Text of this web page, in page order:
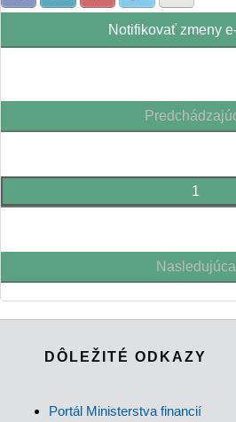
Notifikovať zmeny
1
Nasledujúca
DÔLEŽITÉ ODKAZY
Portál Ministerstva financií